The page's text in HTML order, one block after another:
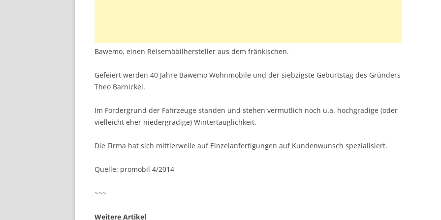
Bawemo, einen Reisemöbilhersteller aus dem fränkischen.
Gefeiert werden 40 Jahre Bawemo Wohnmobile und der siebzigste Geburtstag des Gründers
Theo Barnickel.
Im Fordergrund der Fahrzeuge standen und stehen vermutlich noch u.a. hochgradige (oder
vielleicht eher niedergradige) Wintertauglichkeit.
Die Firma hat sich mittlerweile auf Einzelanfertigungen auf Kundenwunsch spezialisiert.
Quelle: promobil 4/2014
~~~
Weitere Artikel